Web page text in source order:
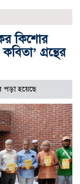
কিশোর
গ্রন্থের
পড়া হয়েছে